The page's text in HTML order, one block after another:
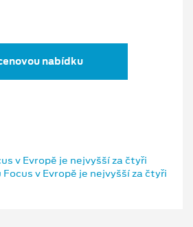
nabídku